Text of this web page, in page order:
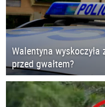
Walentyna
przed gwałtem?